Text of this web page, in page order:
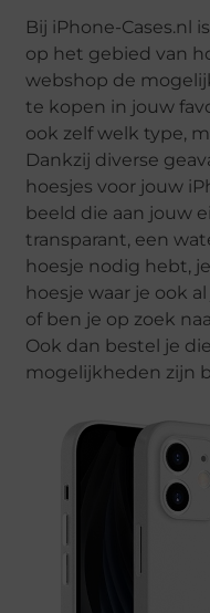
Bij iPhone-Cases.nl
op het gebied van
webshop de
te kopen in jouw
ook zelf welk type,
Dankzij diverse
hoesjes voor jouw
beeld die aan jouw
transparant, een
hoesje nodig hebt,
hoesje waar je ook
of ben je op zoek
Ook dan bestel je
mogelijkheden zijn